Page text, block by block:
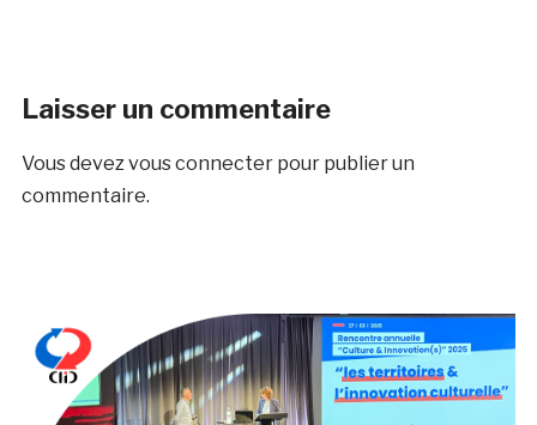
Laisser un commentaire
Vous devezvous connecterpour publier un
commentaire.